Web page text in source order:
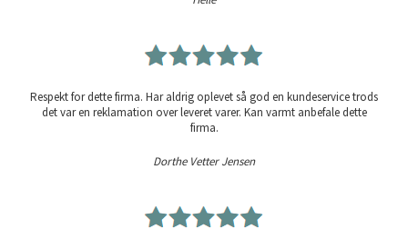
Respekt for dette firma. Har aldrig oplevet så god en kundeservice trods
det var en reklamation over leveret varer. Kan varmt anbefale dette
firma.
Dorthe Vetter Jensen